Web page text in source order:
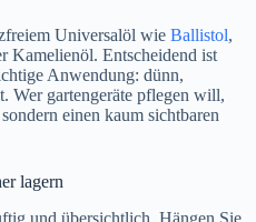
Universalöl wie Ballistol,
Kamelienöl. Entscheidend ist
Anwendung: dünn,
Wer gartengeräte pflegen will,
einen kaum sichtbaren
lagern
und übersichtlich. Hängen Sie